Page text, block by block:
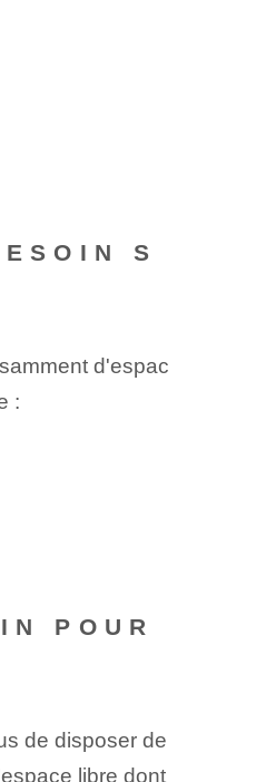
S
d'espac
:
POUR
de disposer de
libre dont